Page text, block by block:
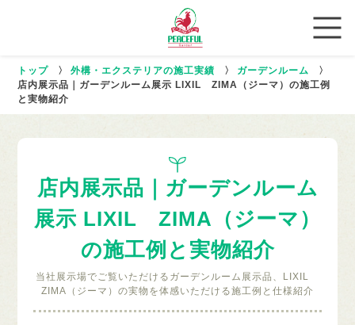
トップ 〉 外構・エクステリアの施工実績 〉 ガーデンルーム
〉
店内展示品｜ガーデンルーム展示 LIXIL ZIMA（ジーマ）の施工例
と実物紹介
店内展示品｜ガーデンルーム
展示 LIXIL ZIMA（ジーマ）
の施工例と実物紹介
当社展示場でご覧いただけるガーデンルーム展示品、LIXIL
ZIMA（ジーマ）の実物を体感いただける施工例と仕様紹介